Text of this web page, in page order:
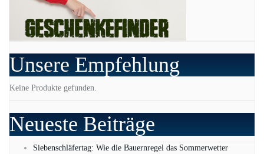
Unsere Empfehlung
Keine Produkte gefunden.
Neueste Beiträge
Siebenschläfertag: Wie die Bauernregel das Sommerwetter